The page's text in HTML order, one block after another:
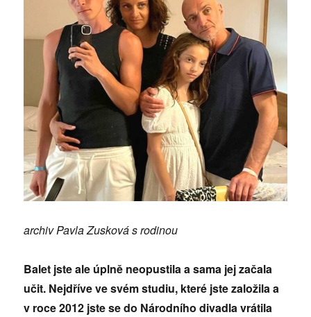
archiv Pavla Zusková s rodinou
Balet jste ale úplně neopustila a sama jej začala
učit. Nejdříve ve svém studiu, které jste založila a
v roce 2012 jste se do Národního divadla vrátila